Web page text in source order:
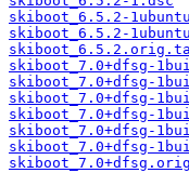
skiboot_6.5.2-
skiboot_6.5.2-
skiboot_7.0+dfsg-
skiboot_7.0+dfsg-
skiboot_7.0+dfsg-
skiboot_7.0+dfsg-
skiboot_7.0+dfsg-
skiboot_7.0+dfsg-